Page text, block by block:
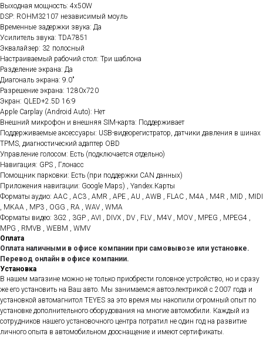
Выходная мощность: 4x50W
DSP: ROHM32107 независимый моуль
Временные задержки звука: Да
Усилитель звука: TDA7851
Эквалайзер: 32 полосный
Настраиваемый рабочий стол: Три шаблона
Разделение экрана: Да
Диагональ экрана: 9.0"
Разрешение экрана: 1280x720
Экран: QLED+2.5D 16:9
Apple Carplay (Android Auto): Нет
Внешний микрофон и внешняя SIM-карта: Поддерживает
Поддерживаемые аксессуары: USB-видеорегистратор, датчики давления в шинах
TPMS, диагностический адаптер OBD
Управление голосом: Есть (подключается отдельно)
Навигация: GPS , Глонасс
Помощник парковки: Есть (при поддержки CAN данных)
Приложения навигации: Google Maps) , Yandex.Карты
Форматы аудио: AAC , AC3 , AMR , APE , AU , AWB , FLAC , M4A , M4R , MID , MIDI
, MKAA , MP3 , OGG , RA , WAV , WMA
Форматы видео: 3G2 , 3GP , AVI , DIVX , DV , FLV , M4V , MOV , MPEG , MPEG4 ,
MPG , RMVB , WEBM , WMV
Оплата
Оплата наличными в офисе компании при самовывозе или установке.
Перевод онлайн в офисе компании.
Установка
В нашем магазине можно не только приобрести головное устройство, но и сразу
же его установить на Ваш авто. Мы занимаемся автоэлектрикой с 2007 года и
установкой автомагнитол TEYES за это время мы накопили огромный опыт по
установке дополнительного оборудования на многие автомобили. Каждый из
сотрудников нашего установочного центра потратил не один год на развитие
личного опыта в автомобильном дооснащение и имеют сертификаты.